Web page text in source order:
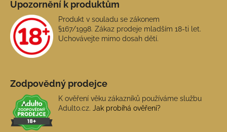
Upozornění k produktům
Produkt v souladu se zákonem
§167/1998. Zákaz prodeje mladším 18-ti let.
Uchovávejte mimo dosah dětí.
Zodpovědný prodejce
K ověření věku zákazníků používáme službu
Adulto.cz. Jak probíhá ověření?